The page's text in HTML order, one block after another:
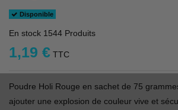
Disponible
En stock 1544 Produits
1,19 € TTC
Poudre Holi Rouge en sachet de 75
ajouter une explosion de couleur vive et